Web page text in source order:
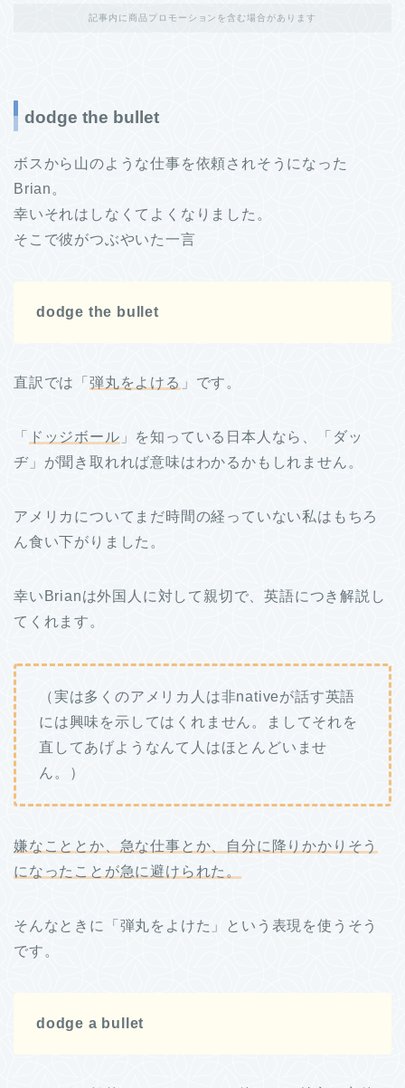
記事内に商品プロモーションを含む場合があります
dodge the bullet
ボスから山のような仕事を依頼されそうになった
Brian。
幸いそれはしなくてよくなりました。
そこで彼がつぶやいた一言
dodge the bullet
直訳では「 弾丸をよける 」です。
「 ドッジボール 」を知っている日本人なら、「ダッ
ヂ」が聞き取れれば意味はわかるかもしれません。
アメリカについてまだ時間の経っていない私はもちろ
ん食い下がりました。
幸いBrianは外国人に対して親切で、英語につき解説し
てくれます。
（実は多くのアメリカ人は非nativeが話す英語
には興味を示してはくれません。ましてそれを
直してあげようなんて人はほとんどいませ
ん。）
嫌なこととか、急な仕事とか、自分に降りかかりそう
になったことが急に避けられた。
そんなときに「弾丸をよけた」という表現を使うそう
です。
dodge a bullet